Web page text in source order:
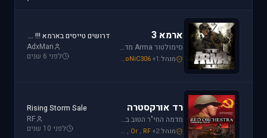
ארמא 3
סימולטור Arma מדמה את לוחמת שדה הקרב ברמה ריאליסטית גבוהה. בנוסף, ארמא משלב בין לוחמה אווירית ללוחמת שדה קרקעית.
מנהל: galzohar SoNiC306+1
דרושים טייסים בארמא !!! Sayeret Matkal Clan
AdxMan
לפני 6 שנים
רד אורקסטרה
מדמה החי"ר הטוב ביותר שיצא למלחמת העולם השנייה. המשחק היחידי שמחזיר אותך לחזית המזרחית. כולל לוחמת חי"ר ושריון.
מנהל: Mike_69th , Or , RF+2
Rising Storm Sale
RF
לפני 10 שנים